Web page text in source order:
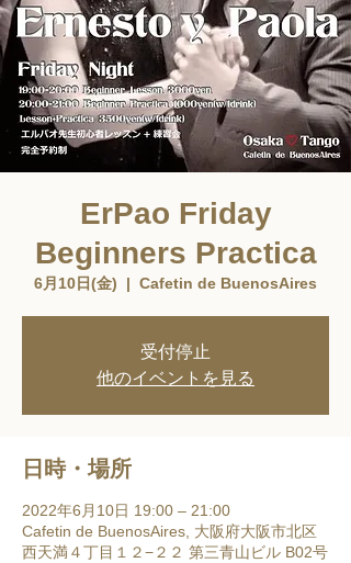
ErPao Friday
Beginners Practica
6月10日(金)
  |
Cafetin de BuenosAires
受付停止
他のイベントを見る
日時・場所
2022年6月10日 19:00 – 21:00
Cafetin de BuenosAires, 大阪府大阪市北区
西天満４丁目１２−２２ 第三青山ビル B02号